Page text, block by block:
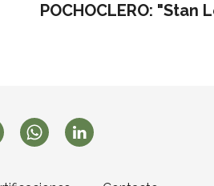
POCHOCLERO: "Stan